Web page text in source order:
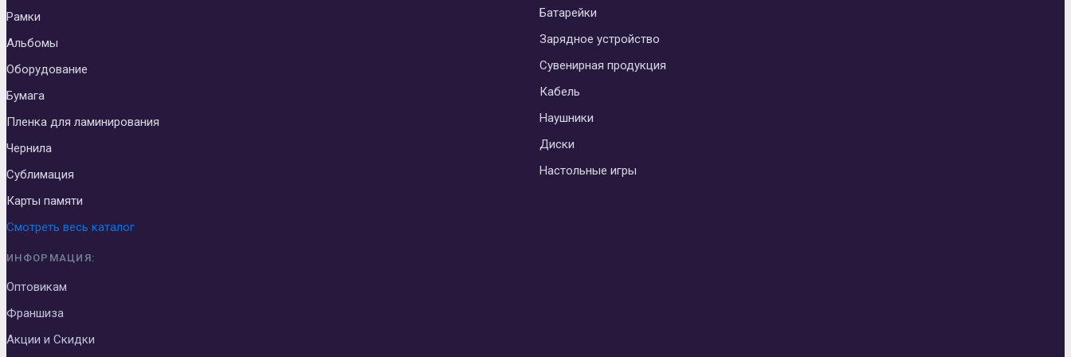
Рамки
Альбомы
Оборудование
Бумага
Пленка для ламинирования
Чернила
Сублимация
Карты памяти
Батарейки
Зарядное устройство
Сувенирная продукция
Кабель
Наушники
Диски
Настольные игры
Смотреть весь каталог
ИНФОРМАЦИЯ:
Оптовикам
Франшиза
Акции и Скидки